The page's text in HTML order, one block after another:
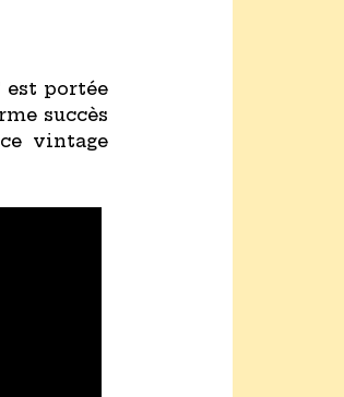
est portée
succès
vintage